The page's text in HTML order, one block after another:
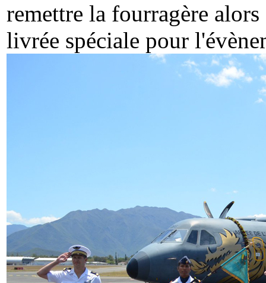
remettre la fourragère
livrée spéciale pour